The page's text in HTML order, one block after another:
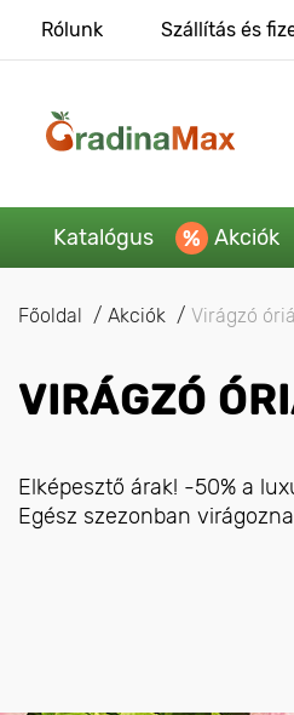
Rólunk Szállítás és
Katalógus Akciók
Főoldal Akciók Virágzó
VIRÁGZÓ
Elképesztő árak! -50% a
Egész szezonban